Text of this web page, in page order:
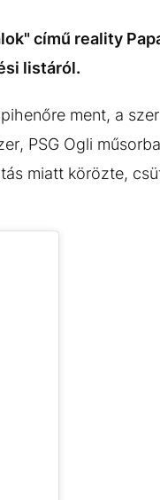
című reality
listáról.
ment, a
PSG Ogli
miatt körözte,